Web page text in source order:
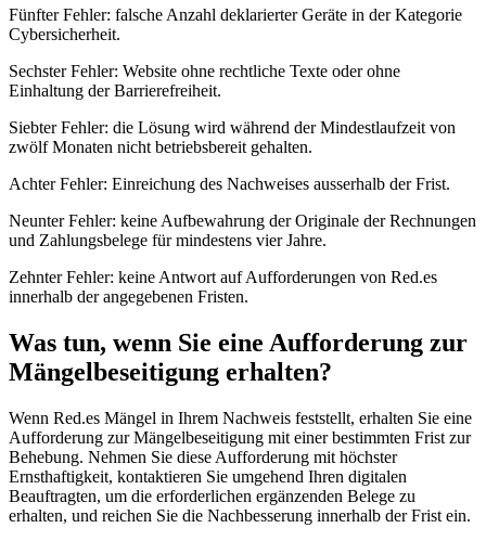
Fünfter Fehler: falsche Anzahl deklarierter Geräte in der Kategorie
Cybersicherheit.
Sechster Fehler: Website ohne rechtliche Texte oder ohne
Einhaltung der Barrierefreiheit.
Siebter Fehler: die Lösung wird während der Mindestlaufzeit von
zwölf Monaten nicht betriebsbereit gehalten.
Achter Fehler: Einreichung des Nachweises ausserhalb der Frist.
Neunter Fehler: keine Aufbewahrung der Originale der Rechnungen
und Zahlungsbelege für mindestens vier Jahre.
Zehnter Fehler: keine Antwort auf Aufforderungen von Red.es
innerhalb der angegebenen Fristen.
Was tun, wenn Sie eine Aufforderung zur
Mängelbeseitigung erhalten?
Wenn Red.es Mängel in Ihrem Nachweis feststellt, erhalten Sie eine
Aufforderung zur Mängelbeseitigung mit einer bestimmten Frist zur
Behebung. Nehmen Sie diese Aufforderung mit höchster
Ernsthaftigkeit, kontaktieren Sie umgehend Ihren digitalen
Beauftragten, um die erforderlichen ergänzenden Belege zu
erhalten, und reichen Sie die Nachbesserung innerhalb der Frist ein.